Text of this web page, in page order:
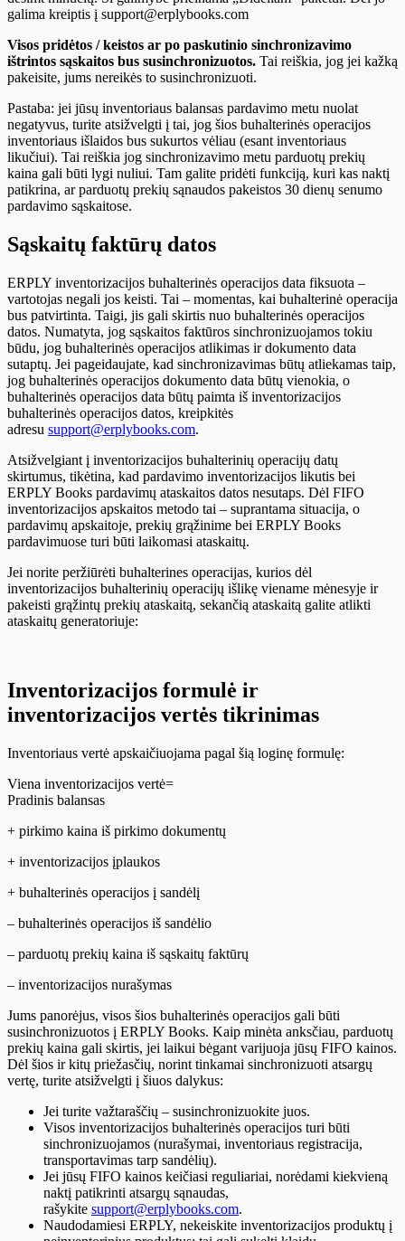
galima kreiptis į support@erplybooks.com
Visos pridėtos / keistos ar po paskutinio sinchronizavimo
ištrintos sąskaitos bus susinchronizuotos. Tai reiškia, jog jei kažką
pakeisite, jums nereikės to susinchronizuoti.
Pastaba: jei jūsų inventoriaus balansas pardavimo metu nuolat
negatyvus, turite atsižvelgti į tai, jog šios buhalterinės operacijos
inventoriaus išlaidos bus sukurtos vėliau (esant inventoriaus
likučiui). Tai reiškia jog sinchronizavimo metu parduotų prekių
kaina gali būti lygi nuliui. Tam galite pridėti funkciją, kuri kas naktį
patikrina, ar parduotų prekių sąnaudos pakeistos 30 dienų senumo
pardavimo sąskaitose.
Sąskaitų faktūrų datos
ERPLY inventorizacijos buhalterinės operacijos data fiksuota –
vartotojas negali jos keisti. Tai – momentas, kai buhalterinė operacija
bus patvirtinta. Taigi, jis gali skirtis nuo buhalterinės operacijos
datos. Numatyta, jog sąskaitos faktūros sinchronizuojamos tokiu
būdu, jog buhalterinės operacijos atlikimas ir dokumento data
sutaptų. Jei pageidaujate, kad sinchronizavimas būtų atliekamas taip,
jog buhalterinės operacijos dokumento data būtų vienokia, o
buhalterinės operacijos data būtų paimta iš inventorizacijos
buhalterinės operacijos datos, kreipkitės
adresu support@erplybooks.com.
Atsižvelgiant į inventorizacijos buhalterinių operacijų datų
skirtumus, tikėtina, kad pardavimo inventorizacijos likutis bei
ERPLY Books pardavimų ataskaitos datos nesutaps. Dėl FIFO
inventorizacijos apskaitos metodo tai – suprantama situacija, o
pardavimų apskaitoje, prekių grąžinime bei ERPLY Books
pardavimuose turi būti laikomasi ataskaitų.
Jei norite peržiūrėti buhalterines operacijas, kurios dėl
inventorizacijos buhalterinių operacijų išlikę viename mėnesyje ir
pakeisti grąžintų prekių ataskaitą, sekančią ataskaitą galite atlikti
ataskaitų generatoriuje:
Inventorizacijos formulė ir
inventorizacijos vertės tikrinimas
Inventoriaus vertė apskaičiuojama pagal šią loginę formulę:
Viena inventorizacijos vertė=
Pradinis balansas
+ pirkimo kaina iš pirkimo dokumentų
+ inventorizacijos įplaukos
+ buhalterinės operacijos į sandėlį
– buhalterinės operacijos iš sandėlio
– parduotų prekių kaina iš sąskaitų faktūrų
– inventorizacijos nurašymas
Jums panorėjus, visos šios buhalterinės operacijos gali būti
susinchronizuotos į ERPLY Books. Kaip minėta anksčiau, parduotų
prekių kaina gali skirtis, jei laikui bėgant varijuoja jūsų FIFO kainos.
Dėl šios ir kitų priežasčių, norint tinkamai sinchronizuoti atsargų
vertę, turite atsižvelgti į šiuos dalykus:
Jei turite važtaraščių – susinchronizuokite juos.
Visos inventorizacijos buhalterinės operacijos turi būti
sinchronizuojamos (nurašymai, inventoriaus registracija,
transportavimas tarp sandėlių).
Jei jūsų FIFO kainos keičiasi reguliariai, norėdami kiekvieną
naktį patikrinti atsargų sąnaudas,
rašykite support@erplybooks.com.
Naudodamiesi ERPLY, nekeiskite inventorizacijos produktų į